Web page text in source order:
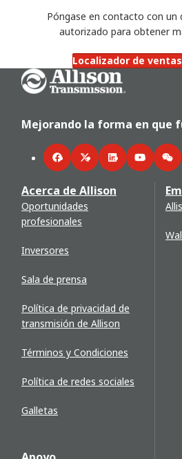
Póngase en contacto con un
autorizado para obtener
Localizador de
Go Home
Mejorando la forma en que
FacebookTwitterLinkedInYouTube
Acerca de Allison
Oportunidades
profesionales
Inversores
Sala de prensa
Política de privacidad de
transmisión de Allison
Términos y Condiciones
Política de redes sociales
Galletas